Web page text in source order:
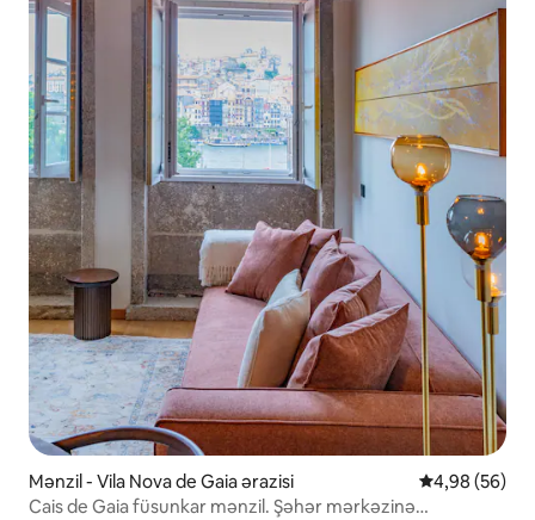
Mənzil - Vila Nova de Gaia ərazisi Ortalama
4,98 (56)
Cais de Gaia füsunkar mənzil. Şəhər mərkəzinə